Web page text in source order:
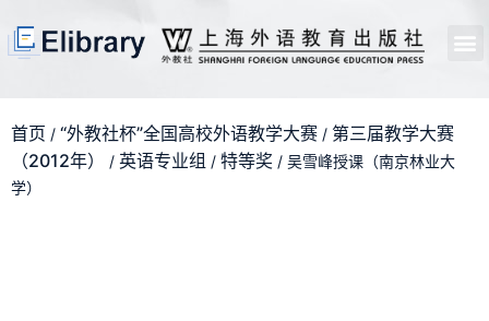
首页 / “外教社杯”全国高校外语教学大赛 / 第三届教学大赛
（2012年）
/ 英语专业组 / 特等奖 / 吴雪峰授课（南京林业大
学）